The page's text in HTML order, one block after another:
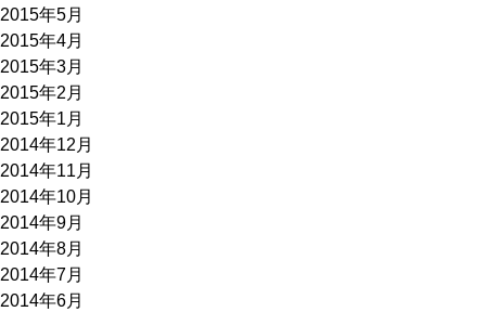
2015年5月
2015年4月
2015年3月
2015年2月
2015年1月
2014年12月
2014年11月
2014年10月
2014年9月
2014年8月
2014年7月
2014年6月